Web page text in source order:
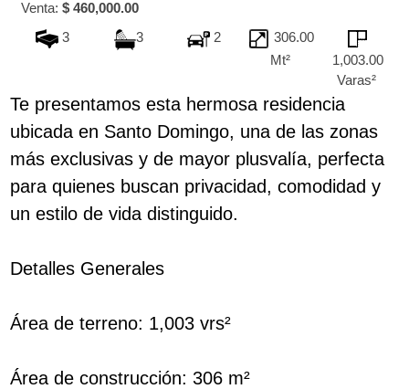
Venta: $ 460,000.00
3
3 2
306.00
Mt²
1,003.00
Varas²
Te presentamos esta hermosa residencia
ubicada en Santo Domingo, una de las zonas
más exclusivas y de mayor plusvalía, perfecta
para quienes buscan privacidad, comodidad y
un estilo de vida distinguido.
Detalles Generales
Área de terreno: 1,003 vrs²
Área de construcción: 306 m²